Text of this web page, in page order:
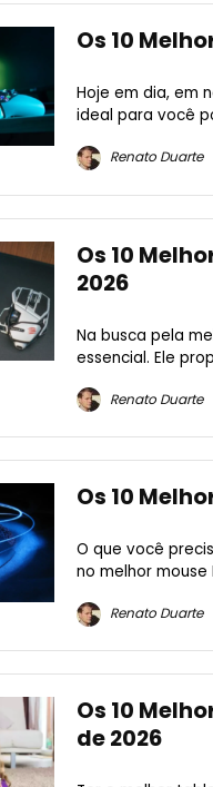
Os 10
Hoje em dia, em
ideal para você
Renato Duarte
Os 10
2026
Na busca pela
essencial. Ele
Renato Duarte
Os 10
O que você
no melhor
Renato Duarte
Os 10
de 2026